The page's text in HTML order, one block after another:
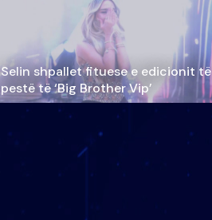
Selin shpallet fituese e edicionit të
pestë të ‘Big Brother Vip’